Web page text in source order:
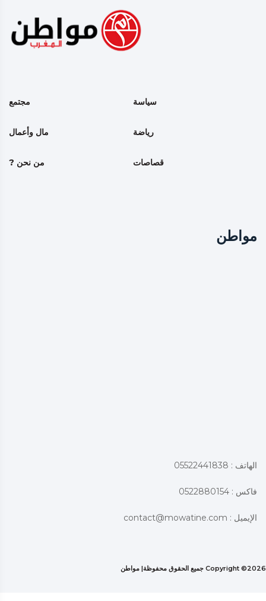
سياسة مجتمع
رياضة مال وأعمال
قصاصات من نحن ?
مواطن
الهاتف : 05522441838
فاكس : 0522880154
الإيميل : contact@mowatine.com
Copyright ©2026 جميع الحقوق محفوظة| مواطن